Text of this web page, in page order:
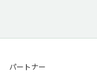
パートナー